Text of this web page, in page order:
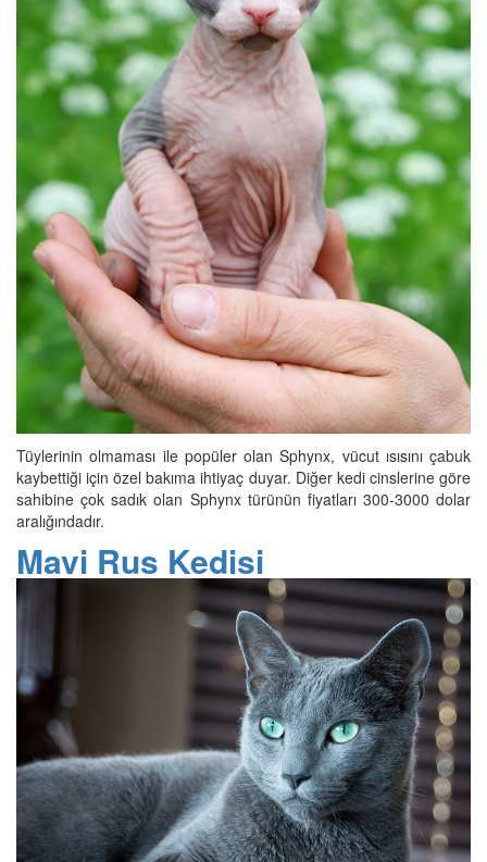
Tüylerinin olmaması ile popüler olan Sphynx, vücut ısısını çabuk
kaybettiği için özel bakıma ihtiyaç duyar. Diğer kedi cinslerine göre
sahibine çok sadık olan Sphynx türünün fiyatları 300-3000 dolar
aralığındadır.
Mavi Rus Kedisi